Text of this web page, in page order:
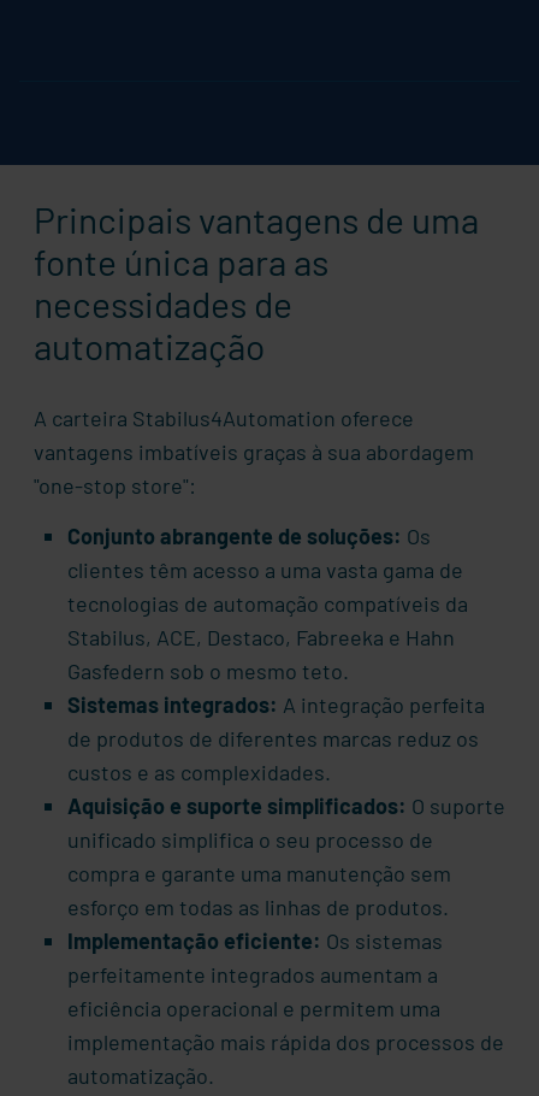
Principais vantagens de uma
fonte única para as
necessidades de
automatização
A carteira Stabilus4Automation oferece
vantagens imbatíveis graças à sua abordagem
"one-stop store":
Conjunto abrangente de soluções: Os
clientes têm acesso a uma vasta gama de
tecnologias de automação compatíveis da
Stabilus, ACE, Destaco, Fabreeka e Hahn
Gasfedern sob o mesmo teto.
Sistemas integrados: A integração perfeita
de produtos de diferentes marcas reduz os
custos e as complexidades.
Aquisição e suporte simplificados: O suporte
unificado simplifica o seu processo de
compra e garante uma manutenção sem
esforço em todas as linhas de produtos.
Implementação eficiente: Os sistemas
perfeitamente integrados aumentam a
eficiência operacional e permitem uma
implementação mais rápida dos processos de
automatização.